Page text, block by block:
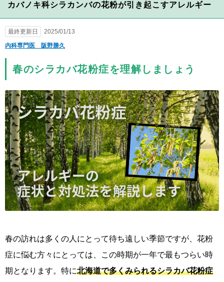
カバノキ科シラカンバの花粉が引き起こすアレルギー
最終更新日
2025/01/13
内科専門医 阪野勝久
春のシラカバ花粉症を理解しましょう
春の訪れは多くの人にとって待ち遠しい季節ですが、花粉
症に悩む方々にとっては、この時期が一年で最もつらい時
期となります。特に北海道で多くみられるシラカバ花粉症